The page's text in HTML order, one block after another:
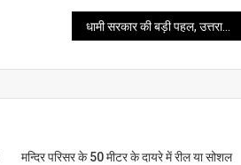
धामी सरकार की बड़ी पहल, उत्तराखंड में सख्त भू कानून हुआ लागू
मन्दिर परिसर के 50 मीटर के दायरे में रील या सोशल